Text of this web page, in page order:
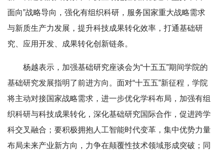
面向”战略导向，强化有组织科研，服务国家重大战略需求
与新质生产力发展，提升科技成果转化效率，打通基础研
究、应用开发、成果转化创新链条。
杨越表示，加强基础研究座谈会为“十五五”期间学院的
基础研究发展指明了前进方向。面对“十五五”新征程，学院
将主动对接国家战略需求，进一步优化学科布局，加强有组
织科研与科技成果转化，深化基础研究国际合作，促进跨学
科交叉融合；要积极拥抱人工智能时代变革，集中优势力量
布局未来产业新方向，力争在颠覆性技术领域形成突破；同